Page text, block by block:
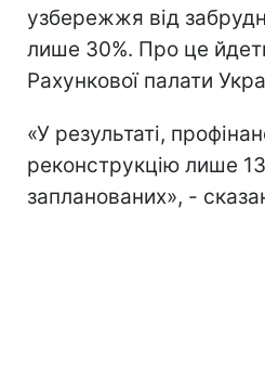
узбережжя від
лише 30%. Про це
Рахункової палати
«У результаті,
реконструкцію лише 13
запланованих», -